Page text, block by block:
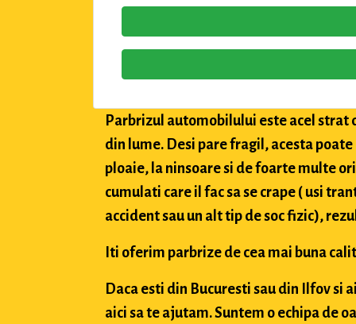
Parbrizul automobilului este acel strat
din lume. Desi pare fragil, acesta
ploaie, la ninsoare si de foarte multe
cumulati care il fac sa se crape ( usi
accident sau un alt tip de soc fizic),
Iti oferim parbrize de cea mai buna
Daca esti din Bucuresti sau din Ilfov si
aici sa te ajutam. Suntem o echipa de